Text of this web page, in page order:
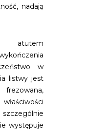
nadają
atutem
w
listwy jest
występuje